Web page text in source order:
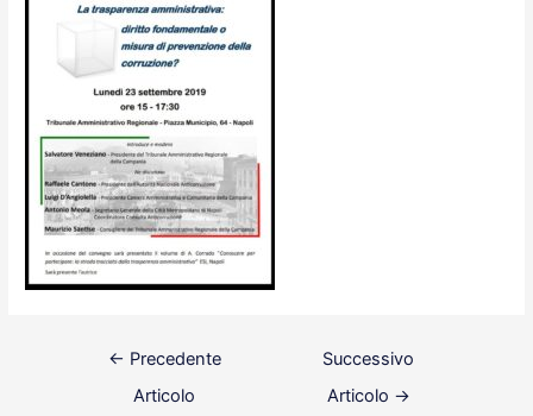
Navigazione
articoli
← Precedente
Articolo
Successivo
Articolo →